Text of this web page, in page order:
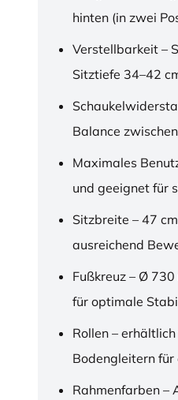
hinten (in zwei
Verstellbarkeit –
Sitztiefe 34–42
Balance
Maximales
und geeignet für
Sitzbreite – 47
ausreichend
Fußkreuz – Ø
für optimale
Rollen –
Bodengleitern
Rahmenfarben –